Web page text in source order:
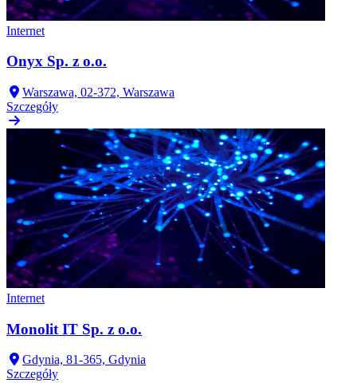
Internet
Onyx Sp. z o.o.
Warszawa, 02-372, Warszawa
Szczegóły
Internet
Monolit IT Sp. z o.o.
Gdynia, 81-365, Gdynia
Szczegóły